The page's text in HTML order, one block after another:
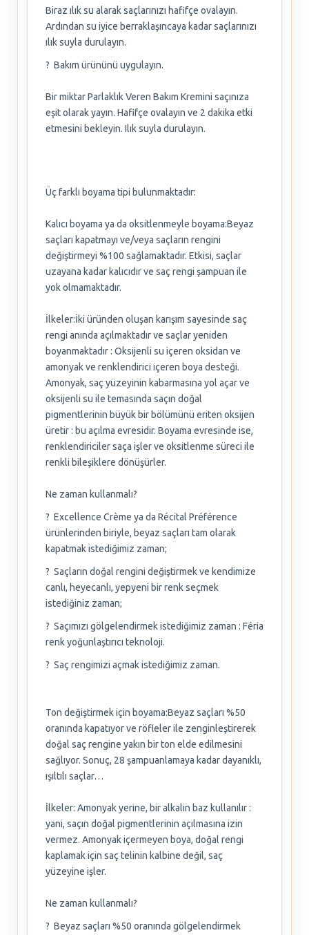
Biraz ılık su alarak saçlarınızı hafifçe ovalayın.
Ardından su iyice berraklaşıncaya kadar saçlarınızı
ılık suyla durulayın.
? Bakım ürününü uygulayın.
Bir miktar Parlaklık Veren Bakım Kremini saçınıza
eşit olarak yayın. Hafifçe ovalayın ve 2 dakika etki
etmesini bekleyin. Ilık suyla durulayın.
Üç farklı boyama tipi bulunmaktadır:
Kalıcı boyama ya da oksitlenmeyle boyama:Beyaz
saçları kapatmayı ve/veya saçların rengini
değiştirmeyi %100 sağlamaktadır. Etkisi, saçlar
uzayana kadar kalıcıdır ve saç rengi şampuan ile
yok olmamaktadır.
İlkeler:İki üründen oluşan karışım sayesinde saç
rengi anında açılmaktadır ve saçlar yeniden
boyanmaktadır : Oksijenli su içeren oksidan ve
amonyak ve renklendirici içeren boya desteği.
Amonyak, saç yüzeyinin kabarmasına yol açar ve
oksijenli su ile temasında saçın doğal
pigmentlerinin büyük bir bölümünü eriten oksijen
üretir : bu açılma evresidir. Boyama evresinde ise,
renklendiriciler saça işler ve oksitlenme süreci ile
renkli bileşiklere dönüşürler.
Ne zaman kullanmalı?
? Excellence Crème ya da Récital Préférence
ürünlerinden biriyle, beyaz saçları tam olarak
kapatmak istediğimiz zaman;
? Saçların doğal rengini değiştirmek ve kendimize
canlı, heyecanlı, yepyeni bir renk seçmek
istediğiniz zaman;
? Saçımızı gölgelendirmek istediğimiz zaman : Féria
renk yoğunlaştırıcı teknoloji.
? Saç rengimizi açmak istediğimiz zaman.
Ton değiştirmek için boyama:Beyaz saçları %50
oranında kapatıyor ve röfleler ile zenginleştirerek
doğal saç rengine yakın bir ton elde edilmesini
sağlıyor. Sonuç, 28 şampuanlamaya kadar dayanıklı,
ışıltılı saçlar…
İlkeler: Amonyak yerine, bir alkalin baz kullanılır :
yani, saçın doğal pigmentlerinin açılmasına izin
vermez. Amonyak içermeyen boya, doğal rengi
kaplamak için saç telinin kalbine değil, saç
yüzeyine işler.
Ne zaman kullanmalı?
? Beyaz saçları %50 oranında gölgelendirmek